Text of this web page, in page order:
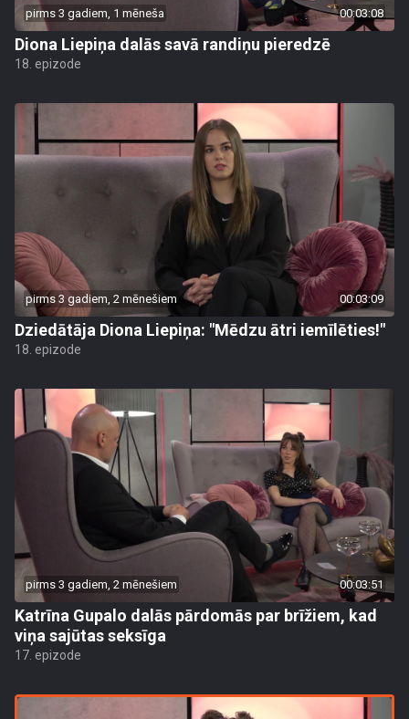
pirms 3 gadiem, 1 mēneša 00:03:08
Diona Liepiņa dalās savā randiņu pieredzē
18. epizode
pirms 3 gadiem, 2 mēnešiem 00:03:09
Dziedātāja Diona Liepiņa: "Mēdzu ātri iemīlēties!"
18. epizode
pirms 3 gadiem, 2 mēnešiem 00:03:51
Katrīna Gupalo dalās pārdomās par brīžiem, kad
viņa sajūtas seksīga
17. epizode